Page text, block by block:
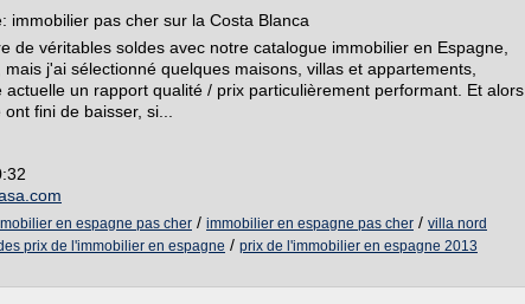
immobilier pas cher sur la Costa Blanca
de véritables soldes avec notre catalogue immobilier en Espagne,
j'ai sélectionné quelques maisons, villas et appartements,
un rapport qualité / prix particulièrement performant. Et alors
fini de baisser, si...
en espagne pas cher / immobilier en espagne pas cher / villa nord
prix de l'immobilier en espagne / prix de l'immobilier en espagne 2013